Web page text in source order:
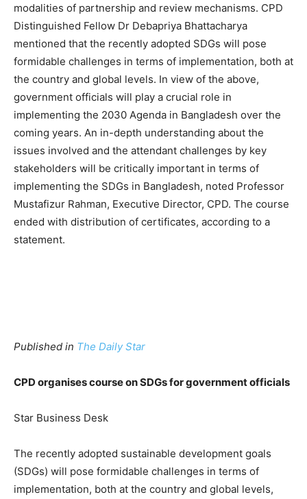
modalities of partnership and review mechanisms. CPD
Distinguished Fellow Dr Debapriya Bhattacharya
mentioned that the recently adopted SDGs will pose
formidable challenges in terms of implementation, both at
the country and global levels. In view of the above,
government officials will play a crucial role in
implementing the 2030 Agenda in Bangladesh over the
coming years. An in-depth understanding about the
issues involved and the attendant challenges by key
stakeholders will be critically important in terms of
implementing the SDGs in Bangladesh, noted Professor
Mustafizur Rahman, Executive Director, CPD. The course
ended with distribution of certificates, according to a
statement.
Published in The Daily Star
CPD organises course on SDGs for government officials
Star Business Desk
The recently adopted sustainable development goals
(SDGs) will pose formidable challenges in terms of
implementation, both at the country and global levels,